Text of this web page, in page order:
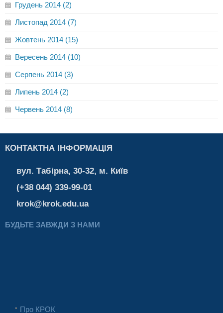
Грудень 2014 (2)
Листопад 2014 (7)
Жовтень 2014 (15)
Вересень 2014 (10)
Серпень 2014 (3)
Липень 2014 (2)
Червень 2014 (8)
КОНТАКТНА ІНФОРМАЦІЯ
вул. Табірна, 30-32, м. Київ
(+38 044) 339-99-01
krok@krok.edu.ua
БУДЬТЕ ЗАВЖДИ З НАМИ
Про КРОК